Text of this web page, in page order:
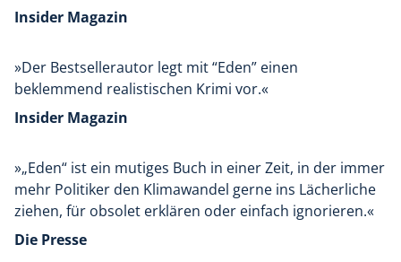
Insider Magazin
»Der Bestsellerautor legt mit “Eden” einen
beklemmend realistischen Krimi vor.«
Insider Magazin
»„Eden“ ist ein mutiges Buch in einer Zeit, in der immer
mehr Politiker den Klimawandel gerne ins Lächerliche
ziehen, für obsolet erklären oder einfach ignorieren.«
Die Presse